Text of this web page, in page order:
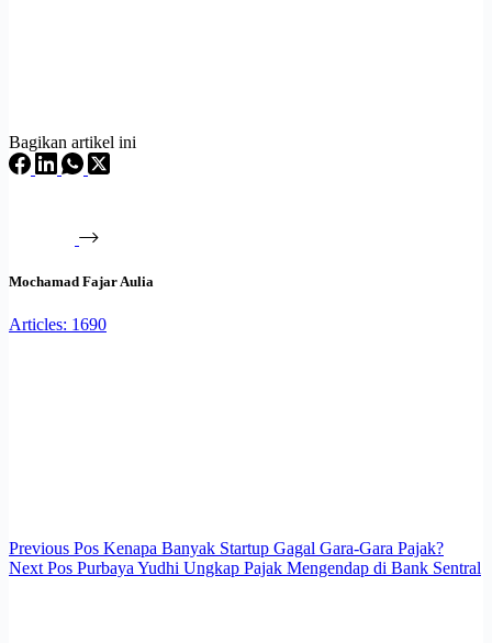
Bagikan artikel ini
Mochamad Fajar Aulia
Articles: 1690
Previous Pos Kenapa Banyak Startup Gagal Gara-Gara Pajak?
Next Pos Purbaya Yudhi Ungkap Pajak Mengendap di Bank Sentral